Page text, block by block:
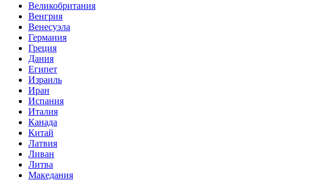
Великобритания
Венгрия
Венесуэла
Германия
Греция
Дания
Египет
Израиль
Иран
Испания
Италия
Канада
Китай
Латвия
Ливан
Литва
Македания